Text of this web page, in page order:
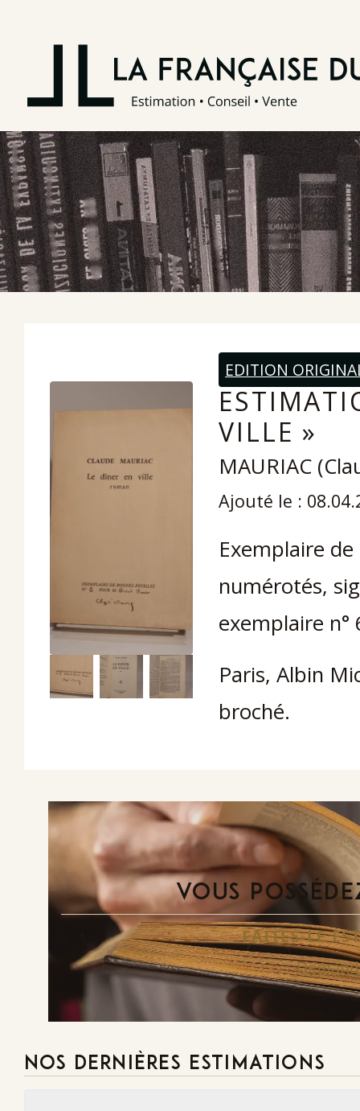
EDITION
VILLE »
MAURIAC
Ajouté le :
Exemplaire
numérotés,
exemplaire
Paris, Albin
broché.
VOUS
FAITES-LE
NOS DERNIÈRES ESTIMATIONS